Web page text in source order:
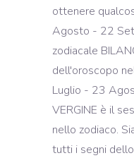
ottenere
Agosto - 22
zodiacale
dell'oroscopo
Luglio - 23
VERGINE è il
nello zodiaco.
tutti i segni